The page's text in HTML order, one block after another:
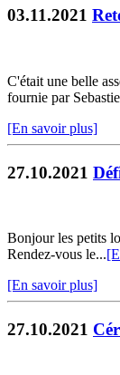
03.11.2021
C'était une belle
fournie par
[En savoir plus]
27.10.2021
Bonjour les petits
Rendez-vous le...
[En savoir plus]
27.10.2021